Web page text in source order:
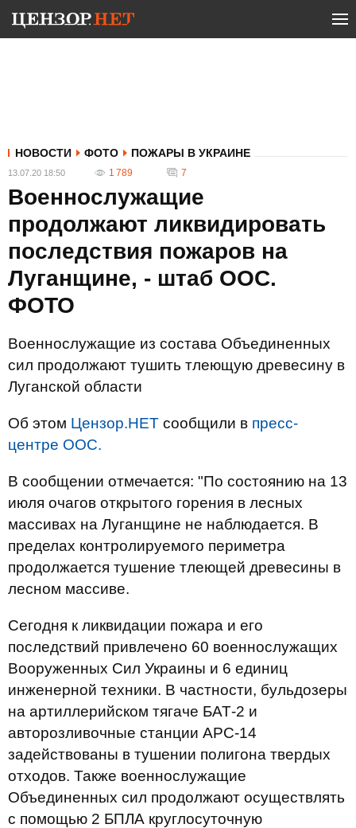
НОВОСТИ ФОТО ПОЖАРЫ В УКРАИНЕ
13.07.20 18:50 1 789 7
Военнослужащие
продолжают ликвидировать
последствия пожаров на
Луганщине, - штаб ООС.
ФОТО
Военнослужащие из состава Объединенных
сил продолжают тушить тлеющую древесину в
Луганской области
Об этом Цензор.НЕТ сообщили в пресс-
центре ООС.
В сообщении отмечается: "По состоянию на 13
июля очагов открытого горения в лесных
массивах на Луганщине не наблюдается. В
пределах контролируемого периметра
продолжается тушение тлеющей древесины в
лесном массиве.
Сегодня к ликвидации пожара и его
последствий привлечено 60 военнослужащих
Вооруженных Сил Украины и 6 единиц
инженерной техники. В частности, бульдозеры
на артиллерийском тягаче БАТ-2 и
авторозливочные станции АРС-14
задействованы в тушении полигона твердых
отходов. Также военнослужащие
Объединенных сил продолжают осуществлять
с помощью 2 БПЛА круглосуточную